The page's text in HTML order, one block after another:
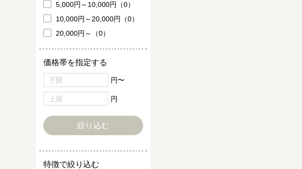
5,000円～10,000円（0）
10,000円～20,000円（0）
20,000円～（0）
価格帯を指定する
円〜
円
特徴で絞り込む